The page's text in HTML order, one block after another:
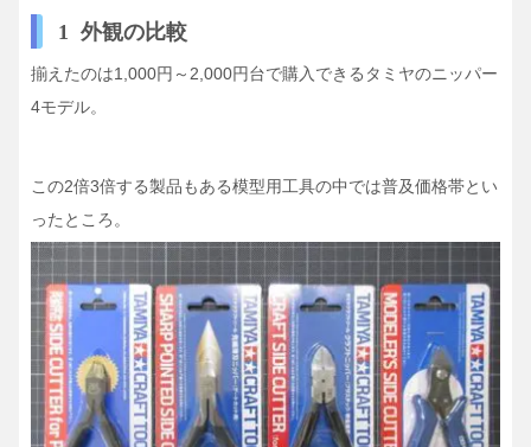
1 外観の比較
揃えたのは1,000円～2,000円台で購入できるタミヤのニッパー
4モデル。
この2倍3倍する製品もある模型用工具の中では普及価格帯とい
ったところ。